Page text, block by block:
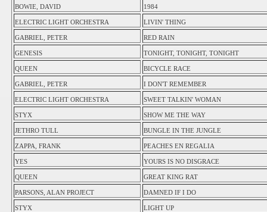
BOWIE, DAVID 1984
ELECTRIC LIGHT ORCHESTRA LIVIN' THING
GABRIEL, PETER RED RAIN
GENESIS TONIGHT, TONIGHT, TONIGHT
QUEEN BICYCLE RACE
GABRIEL, PETER I DON'T REMEMBER
ELECTRIC LIGHT ORCHESTRA SWEET TALKIN' WOMAN
STYX SHOW ME THE WAY
JETHRO TULL BUNGLE IN THE JUNGLE
ZAPPA, FRANK PEACHES EN REGALIA
YES YOURS IS NO DISGRACE
QUEEN GREAT KING RAT
PARSONS, ALAN PROJECT DAMNED IF I DO
STYX LIGHT UP